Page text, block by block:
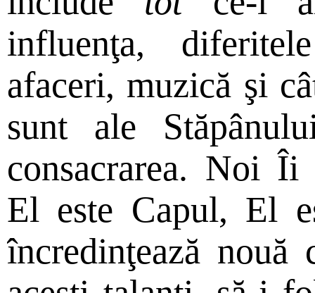
influenţa,
afaceri, muzică şi
sunt ale
consacrarea. Noi
El este Capul, El
încredinţează